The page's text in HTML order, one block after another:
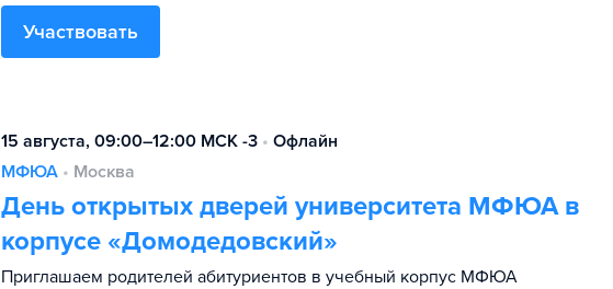
Участвовать
15 августа, 09:00–12:00 МСК -3 • Офлайн
МФЮА • Москва
День открытых дверей университета МФЮА в
корпусе «Домодедовский»
Приглашаем родителей абитуриентов в учебный корпус МФЮА